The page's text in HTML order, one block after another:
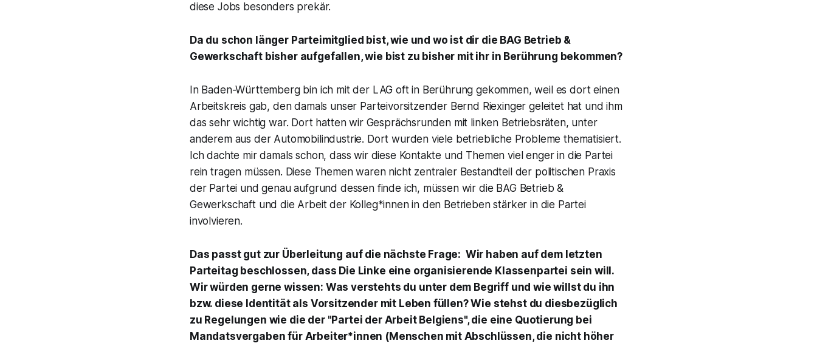
diese Jobs besonders prekär.
Da du schon länger Parteimitglied bist, wie und wo ist dir die BAG Betrieb &
Gewerkschaft bisher aufgefallen, wie bist zu bisher mit ihr in Berührung bekommen?
In Baden-Württemberg bin ich mit der LAG oft in Berührung gekommen, weil es dort einen
Arbeitskreis gab, den damals unser Parteivorsitzender Bernd Riexinger geleitet hat und ihm
das sehr wichtig war. Dort hatten wir Gesprächsrunden mit linken Betriebsräten, unter
anderem aus der Automobilindustrie. Dort wurden viele betriebliche Probleme thematisiert.
Ich dachte mir damals schon, dass wir diese Kontakte und Themen viel enger in die Partei
rein tragen müssen. Diese Themen waren nicht zentraler Bestandteil der politischen Praxis
der Partei und genau aufgrund dessen finde ich, müssen wir die BAG Betrieb &
Gewerkschaft und die Arbeit der Kolleg*innen in den Betrieben stärker in die Partei
involvieren.
Das passt gut zur Überleitung auf die nächste Frage: Wir haben auf dem letzten
Parteitag beschlossen, dass Die Linke eine organisierende Klassenpartei sein will.
Wir würden gerne wissen: Was verstehts du unter dem Begriff und wie willst du ihn
bzw. diese Identität als Vorsitzender mit Leben füllen? Wie stehst du diesbezüglich
zu Regelungen wie die der "Partei der Arbeit Belgiens", die eine Quotierung bei
Mandatsvergaben für Arbeiter*innen (Menschen mit Abschlüssen, die nicht höher